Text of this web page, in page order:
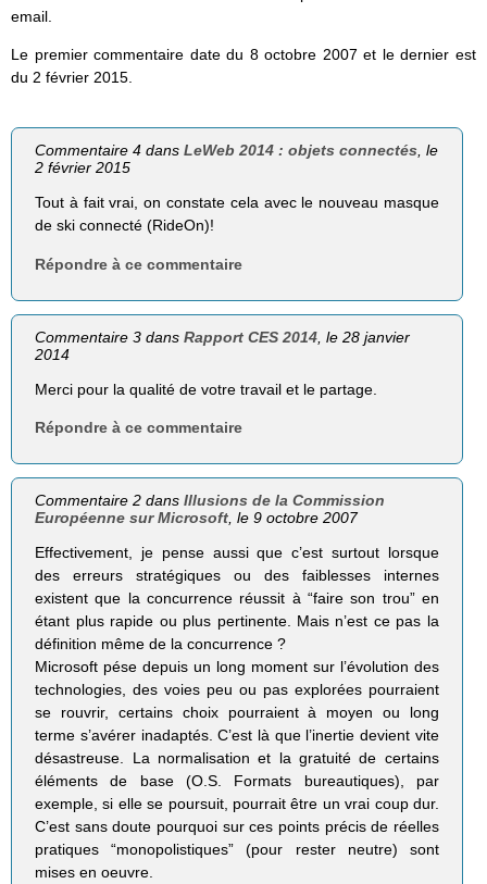
email.
Le premier commentaire date du 8 octobre 2007 et le dernier est
du 2 février 2015.
Commentaire 4 dansLeWeb 2014 : objets connectés, le
2 février 2015
Tout à fait vrai, on constate cela avec le nouveau masque
de ski connecté (RideOn)!
Répondre à ce commentaire
Commentaire 3 dansRapport CES 2014 , le 28 janvier
2014
Merci pour la qualité de votre travail et le partage.
Répondre à ce commentaire
Commentaire 2 dansIllusions de la Commission
Européenne sur Microsoft , le 9 octobre 2007
Effectivement, je pense aussi que c’est surtout lorsque
des erreurs stratégiques ou des faiblesses internes
existent que la concurrence réussit à “faire son trou” en
étant plus rapide ou plus pertinente. Mais n’est ce pas la
définition même de la concurrence ?
Microsoft pése depuis un long moment sur l’évolution des
technologies, des voies peu ou pas explorées pourraient
se rouvrir, certains choix pourraient à moyen ou long
terme s’avérer inadaptés. C’est là que l’inertie devient vite
désastreuse. La normalisation et la gratuité de certains
éléments de base (O.S. Formats bureautiques), par
exemple, si elle se poursuit, pourrait être un vrai coup dur.
C’est sans doute pourquoi sur ces points précis de réelles
pratiques “monopolistiques” (pour rester neutre) sont
mises en oeuvre.